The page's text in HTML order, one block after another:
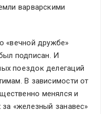
варварскими
«вечной дружбе»
подписан. И
поездок делегаций
В зависимости от
менялся и
«железный занавес»